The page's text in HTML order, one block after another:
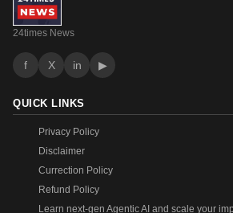
24times News
f X in ▶
QUICK LINKS
Privacy Policy
Disclaimer
Currection Policy
Refund Policy
Learn next-gen Agentic AI and scale your